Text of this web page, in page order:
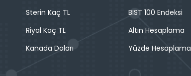
Sterin Kaç TL
Riyal Kaç TL
Kanada Doları
BIST 100 Endeksi
Altın Hesaplama
Yüzde Hesaplama